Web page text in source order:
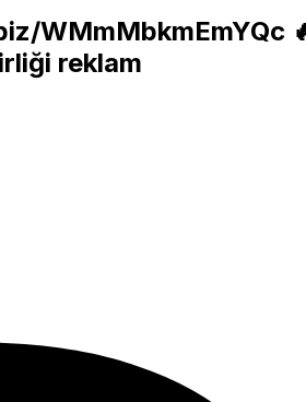
WMmMbkmEmYQc
reklam